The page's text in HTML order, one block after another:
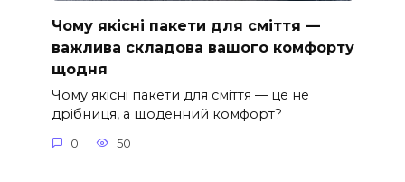
Чому якісні пакети для сміття —
важлива складова вашого комфорту
щодня
Чому якісні пакети для сміття — це не
дрібниця, а щоденний комфорт?
0 50